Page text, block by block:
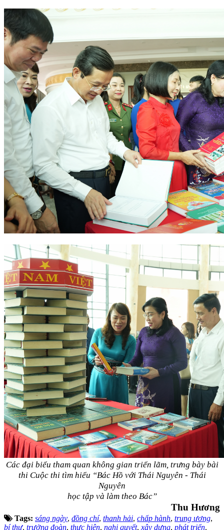
Các đại biểu tham quan không gian triển lãm, trưng bày bài
thi Cuộc thi tìm hiểu “Bác Hồ với Thái Nguyên - Thái
Nguyên
học tập và làm theo Bác”
Thu Hương
Tags: sáng ngày, đồng chí, thanh hải, chấp hành, trung ương,
bí thư, trưởng đoàn, thực hiện, nghị quyết,xây dựng, phát triển,